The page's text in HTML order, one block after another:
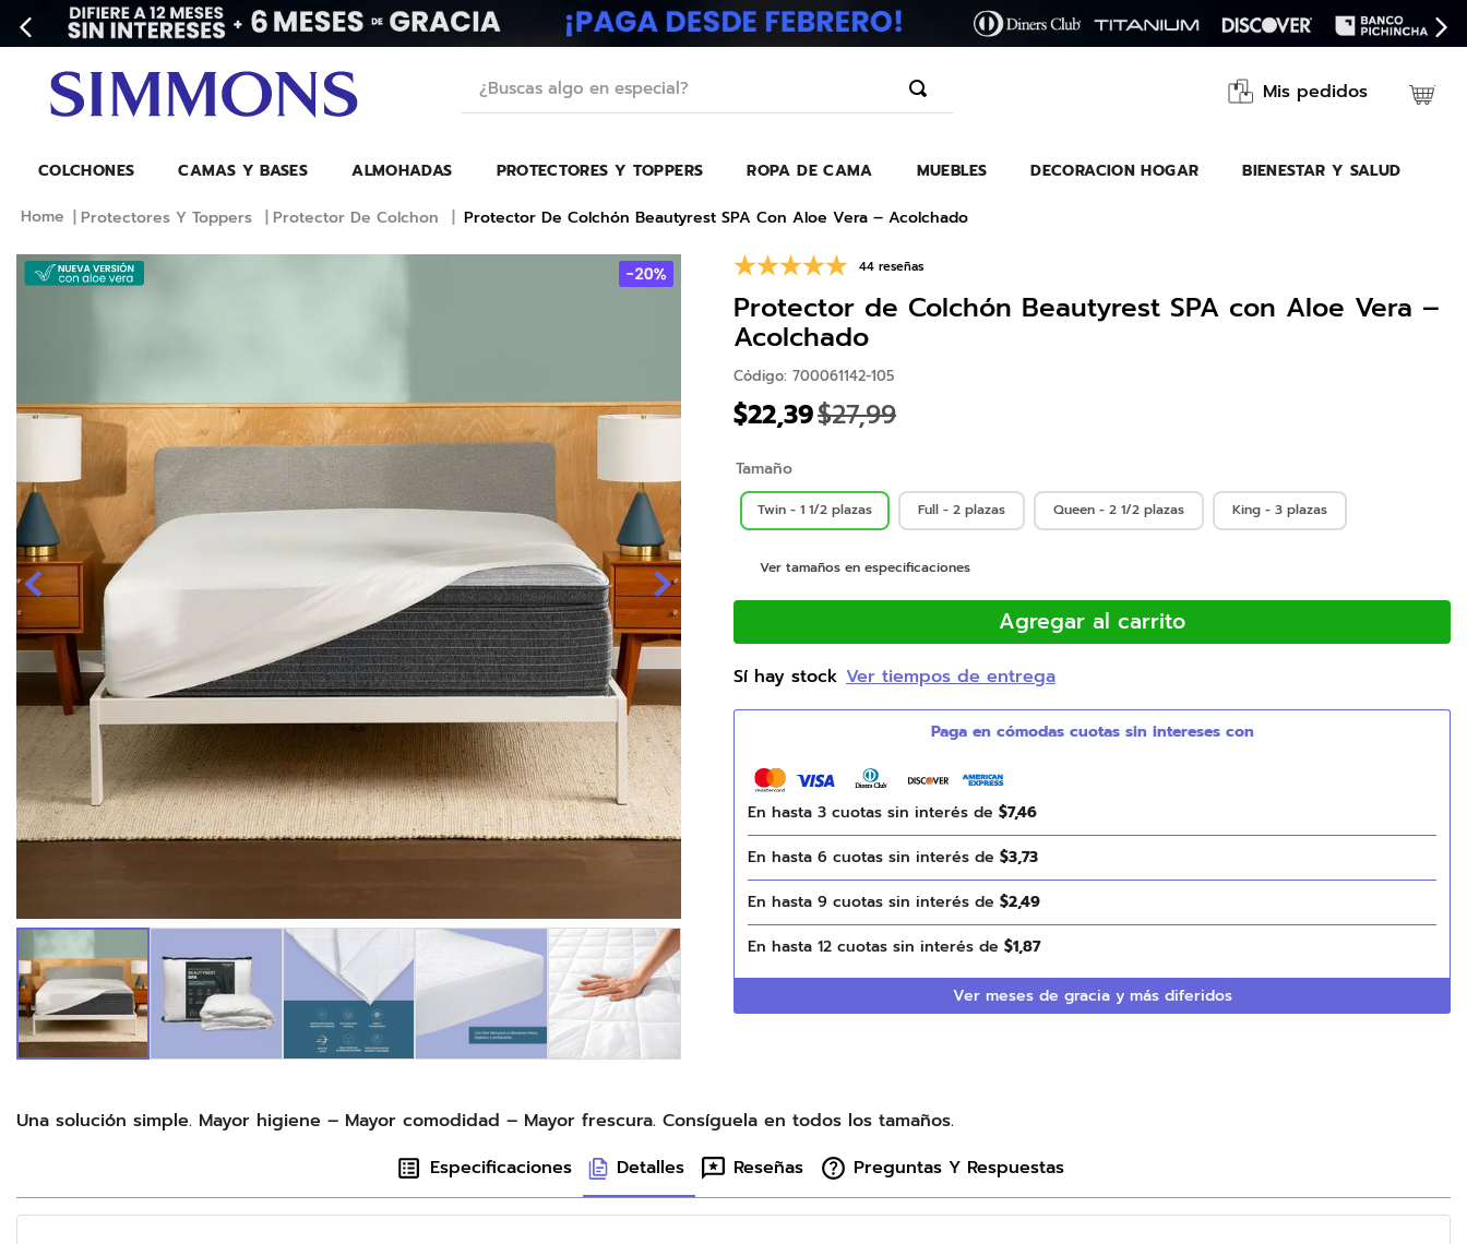
Mis pedidos
COLCHONES CAMAS Y BASES ALMOHADAS PROTECTORES Y TOPPERS ROPA DE CAMA MUEBLES DECORACION HOGAR BIENESTAR Y SALUD
Protectores Y Toppers Protector De Colchon Protector De Colchón Beautyrest SPA Con Aloe Vera – Acolchado
44 reseñas
Protector de Colchón Beautyrest SPA con Aloe Vera –
Acolchado
Código: 700061142-105
$22,39$27,99
Tamaño
Twin - 1 1/2 plazas Full - 2 plazas Queen - 2 1/2 plazas King - 3 plazas
Ver tamaños en especificaciones
Agregar al carrito
Sí hay stock Ver tiempos de entrega
En hasta 3 cuotas sin interés de $7,46
En hasta 6 cuotas sin interés de $3,73
En hasta 9 cuotas sin interés de $2,49
En hasta 12 cuotas sin interés de $1,87
Ver meses de gracia y más diferidos
Una solución simple. Mayor higiene – Mayor comodidad – Mayor frescura. Consíguela en todos los tamaños.
Especificaciones
Detalles Reseñas Preguntas Y Respuestas
TÉRMINOS MÁS BUSCADOS
1.
erica
2.
almohada
6.
beautyrest
7.
almohadas
9.
natasha